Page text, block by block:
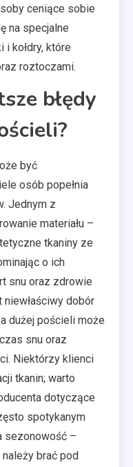
ceniące sobie
na specjalne
i kołdry, które
roztoczami.
błędy
być
osób popełnia
Jednym z
materiału –
tkaniny ze
o ich
snu oraz zdrowie
dobór
dużej pościeli może
snu oraz
Niektórzy klienci
tkanin; warto
dotyczące
spotykanym
sezonowość –
brać pod